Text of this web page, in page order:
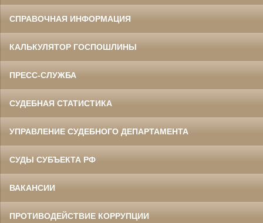
СПРАВОЧНАЯ ИНФОРМАЦИЯ
КАЛЬКУЛЯТОР ГОСПОШЛИНЫ
ПРЕСС-СЛУЖБА
СУДЕБНАЯ СТАТИСТИКА
УПРАВЛЕНИЕ СУДЕБНОГО ДЕПАРТАМЕНТА
СУДЫ СУБЪЕКТА РФ
ВАКАНСИИ
ПРОТИВОДЕЙСТВИЕ КОРРУПЦИИ